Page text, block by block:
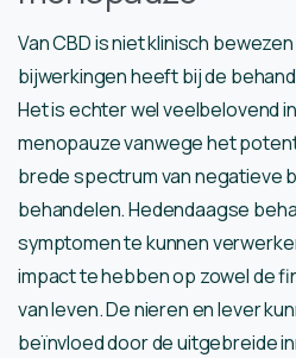
Van CBD is niet klinisch
bijwerkingen heeft bij de
Het is echter wel veelbelovend
menopauze vanwege het
brede spectrum van negatieve
behandelen. Hedendaagse
symptomen te kunnen
impact te hebben op zowel de
van leven. De nieren en lever
beïnvloed door de uitgebreide